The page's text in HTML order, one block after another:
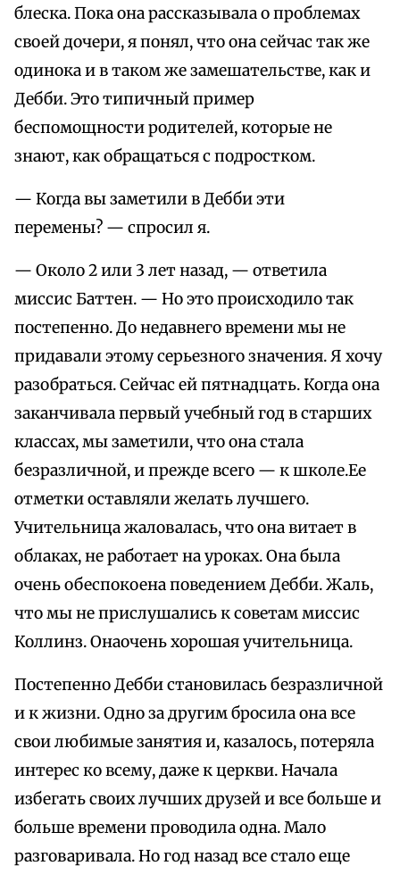
блеска. Пока она рассказывала о проблемах
своей дочери, я понял, что она сейчас так же
одинока и в таком же замешательстве, как и
Дебби. Это типичный пример
беспомощности родителей, которые не
знают, как обращаться с подростком.
— Когда вы заметили в Дебби эти
перемены? — спросил я.
— Около 2 или 3 лет назад, — ответила
миссис Баттен. — Но это происходило так
постепенно. До недавнего времени мы не
придавали этому серьезного значения. Я хочу
разобраться. Сейчас ей пятнадцать. Когда она
заканчивала первый учебный год в старших
классах, мы заметили, что она стала
безразличной, и прежде всего — к школе.Ее
отметки оставляли желать лучшего.
Учительница жаловалась, что она витает в
облаках, не работает на уроках. Она была
очень обеспокоена поведением Дебби. Жаль,
что мы не прислушались к советам миссис
Коллинз. Онаочень хорошая учительница.
Постепенно Дебби становилась безразличной
и к жизни. Одно за другим бросила она все
свои любимые занятия и, казалось, потеряла
интерес ко всему, даже к церкви. Начала
избегать своих лучших друзей и все больше и
больше времени проводила одна. Мало
разговаривала. Но год назад все стало еще